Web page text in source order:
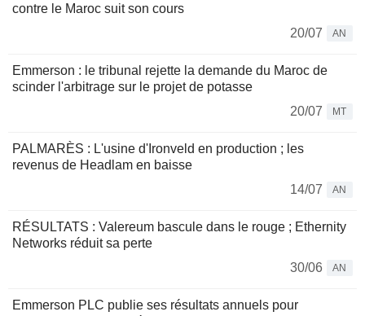
contre le Maroc suit son cours
20/07
AN
Emmerson : le tribunal rejette la demande du Maroc de
scinder l'arbitrage sur le projet de potasse
20/07
MT
PALMARÈS : L'usine d'Ironveld en production ; les
revenus de Headlam en baisse
14/07
AN
RÉSULTATS : Valereum bascule dans le rouge ; Ethernity
Networks réduit sa perte
30/06
AN
Emmerson PLC publie ses résultats annuels pour